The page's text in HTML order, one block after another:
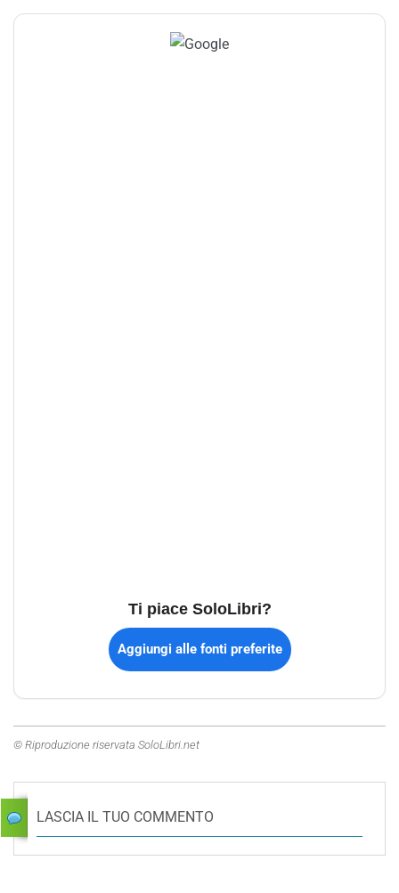
Ti piace SoloLibri?
Aggiungi alle fonti preferite
© Riproduzione riservata SoloLibri.net
LASCIA IL TUO COMMENTO